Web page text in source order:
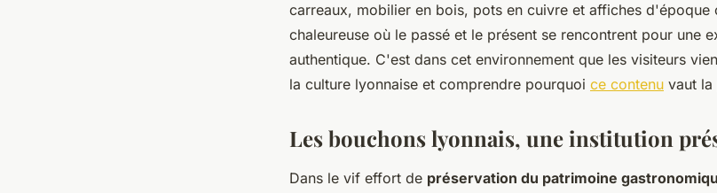
carreaux, mobilier en bois, pots en cuivre et affiches d'époque
chaleureuse où le passé et le présent se rencontrent pour une
authentique. C'est dans cet environnement que les visiteurs
la culture lyonnaise et comprendre pourquoi ce contenu vaut la
Les bouchons lyonnais, une institution
Dans le vif effort de préservation du patrimoine